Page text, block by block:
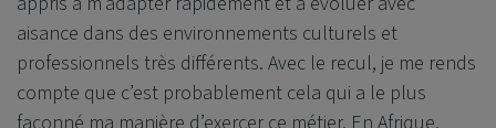
aisance dans des environnements culturels et
professionnels très différents. Avec le recul, je me rends
compte que c’est probablement cela qui a le plus